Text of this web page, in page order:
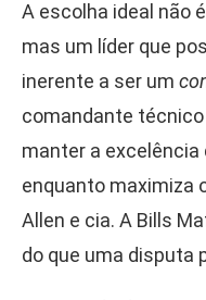
A escolha ideal não
mas um líder que
inerente a ser um
comandante
manter a
enquanto maximiza
Allen e cia. A Bills
do que uma disputa